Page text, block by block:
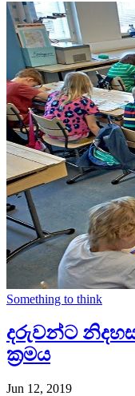
Something to think
දරුවන්ට
ක්‍රමය
Jun 12, 2019